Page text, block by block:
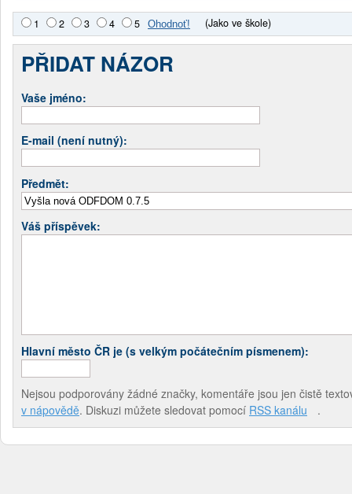
1 2 3 4 5 (Jako ve škole)
PŘIDAT NÁZOR
Vaše jméno:
E-mail (není nutný):
Předmět:
Váš příspěvek:
Hlavní město ČR je (s velkým počátečním písmenem):
Nejsou podporovány žádné značky, komentáře jsou jen čistě
v nápovědě. Diskuzi můžete sledovat pomocí RSS kanálu .